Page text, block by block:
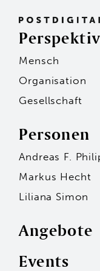
Mensch
Organisation
Gesellschaft
Personen
Andreas F.
Markus Hecht
Liliana Simon
Angebote
Events